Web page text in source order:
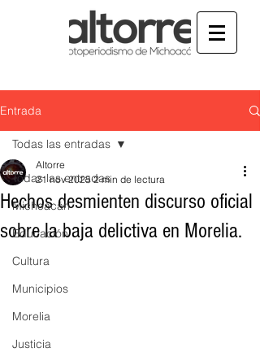
Entrada
Todas las entradas
Michoacán
Educación
Cultura
Municipios
Morelia
Justicia
Todas las entradas
Hechos desmienten discurso oficial
sobre la baja delictiva en Morelia.
Altorre
21 nov 2025 2 min de lectura